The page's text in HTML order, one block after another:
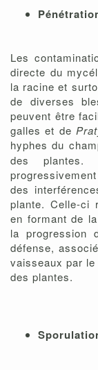
Les
directe du
la racine et
de diverses
peuvent être
galles et de
hyphes du
des plantes.
des
plante. Celle-ci
en formant de
la progression
défense,
vaisseaux par
des plantes.